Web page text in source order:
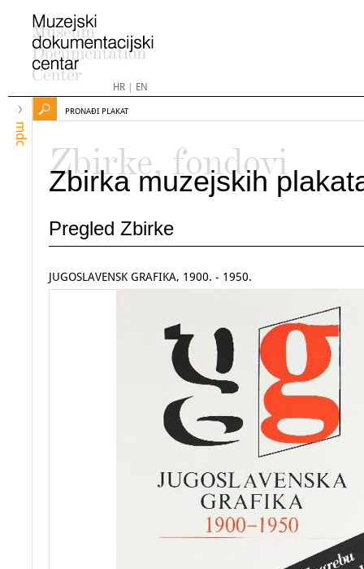
HR| EN
mdc
PRONAĐI PLAKAT
Zbirke, fondovi
Zbirka muzejskih
Pregled Zbirke
JUGOSLAVENSK GRAFIKA, 1900. - 1950.